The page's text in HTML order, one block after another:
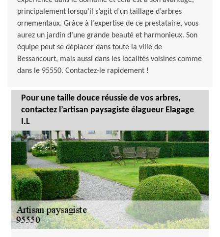
principalement lorsqu’il s’agit d’un taillage d’arbres
ornementaux. Grâce à l’expertise de ce prestataire, vous
aurez un jardin d’une grande beauté et harmonieux. Son
équipe peut se déplacer dans toute la ville de
Bessancourt, mais aussi dans les localités voisines comme
dans le 95550. Contactez-le rapidement !
Pour une taille douce réussie de vos arbres,
contactez l’artisan paysagiste élagueur Elagage
I.L